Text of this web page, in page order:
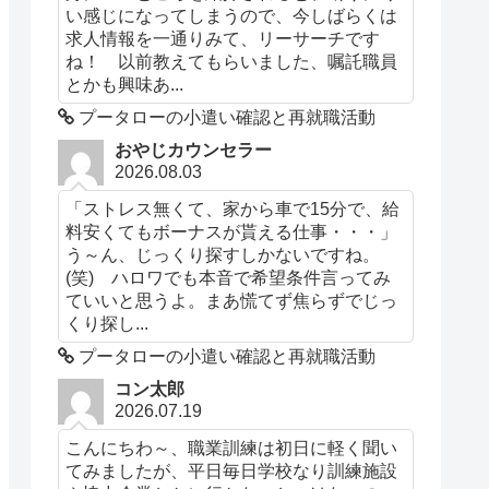
い感じになってしまうので、今しばらくは
求人情報を一通りみて、リーサーチです
ね！ 以前教えてもらいました、嘱託職員
とかも興味あ...
プータローの小遣い確認と再就職活動
おやじカウンセラー
2026.08.03
「ストレス無くて、家から車で15分で、給
料安くてもボーナスが貰える仕事・・・」
う～ん、じっくり探すしかないですね。
(笑) ハロワでも本音で希望条件言ってみ
ていいと思うよ。まあ慌てず焦らずでじっ
くり探し...
プータローの小遣い確認と再就職活動
コン太郎
2026.07.19
こんにちわ～、職業訓練は初日に軽く聞い
てみましたが、平日毎日学校なり訓練施設